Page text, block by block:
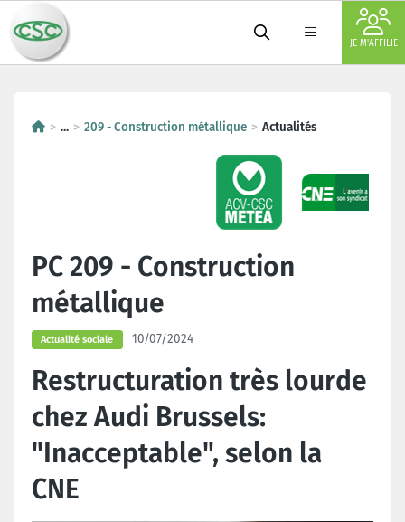
JE M'AFFILIE
... 209 - Construction métallique Actualités
PC 209 - Construction
métallique
Actualité sociale 10/07/2024
Restructuration très lourde
chez Audi Brussels:
"Inacceptable", selon la
CNE